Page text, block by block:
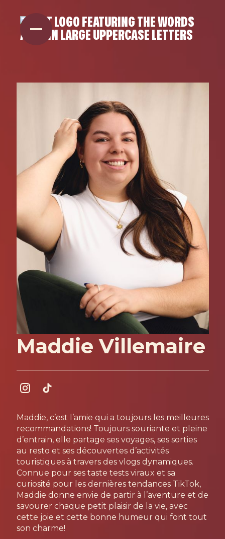
Maddie Villemaire
Maddie, c’est l’amie qui a toujours les meilleures
recommandations! Toujours souriante et pleine
d’entrain, elle partage ses voyages, ses sorties
au resto et ses découvertes d’activités
touristiques à travers des vlogs dynamiques.
Connue pour ses taste tests viraux et sa
curiosité pour les dernières tendances TikTok,
Maddie donne envie de partir à l’aventure et de
savourer chaque petit plaisir de la vie, avec
cette joie et cette bonne humeur qui font tout
son charme!